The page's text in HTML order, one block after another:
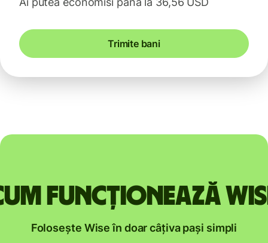
Trimite bani
funcționează
Folosește Wise în doar câțiva pași simpli